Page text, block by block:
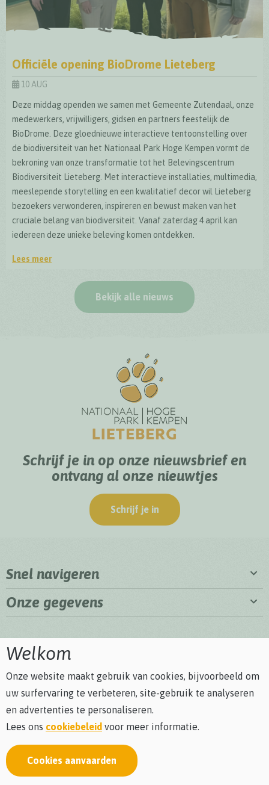
Officiële opening BioDrome Lieteberg
10 AUG
Deze middag openden we samen met Gemeente Zutendaal, onze
medewerkers, vrijwilligers, gidsen en partners feestelijk de
BioDrome. Deze gloednieuwe interactieve tentoonstelling over
de biodiversiteit van het Nationaal Park Hoge Kempen vormt de
bekroning van onze transformatie tot het Belevingscentrum
Biodiversiteit Lieteberg. Met interactieve installaties, multimedia,
meeslepende storytelling en een kwalitatief decor wil Lieteberg
bezoekers verwonderen, inspireren en bewust maken van het
cruciale belang van biodiversiteit. Vanaf zaterdag 4 april kan
iedereen deze unieke beleving komen ontdekken.
Lees meer
Bekijk alle nieuws
Schrijf je in op onze nieuwsbrief en
ontvang al onze nieuwtjes
Schrijf je in
Snel navigeren
Onze gegevens
Privacybeleid Cookiebeleid
Bezoekersreglement
Welkom
Onze website maakt gebruik van cookies, bijvoorbeeld om
uw surfervaring te verbeteren, site-gebruik te analyseren
en advertenties te personaliseren.
Lees ons cookiebeleid voor meer informatie.
Cookies aanvaarden